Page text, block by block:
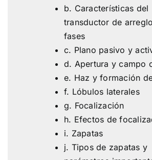
b. Características del
transductor de
fases
c. Plano pasivo y
d. Apertura y campo
e. Haz y formación
f. Lóbulos laterales
g. Focalización
h. Efectos de
i. Zapatas
j. Tipos de zapatas y